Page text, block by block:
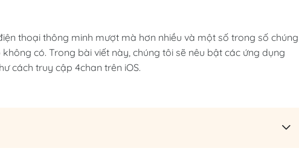
thoại thông minh mượt mà hơn nhiều và một số trong số chúng
có. Trong bài viết này, chúng tôi sẽ nêu bật các ứng dụng
cách truy cập 4chan trên iOS.